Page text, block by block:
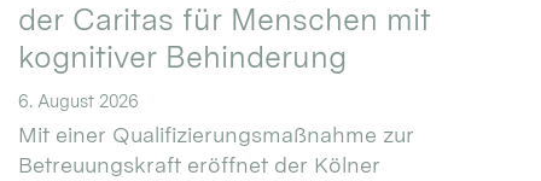
der Caritas für Menschen mit
kognitiver Behinderung
6. August 2026
Mit einer Qualifizierungsmaßnahme zur
Betreuungskraft eröffnet der Kölner